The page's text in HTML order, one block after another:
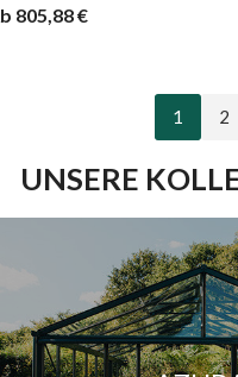
805,88 €
1 2
UNSERE